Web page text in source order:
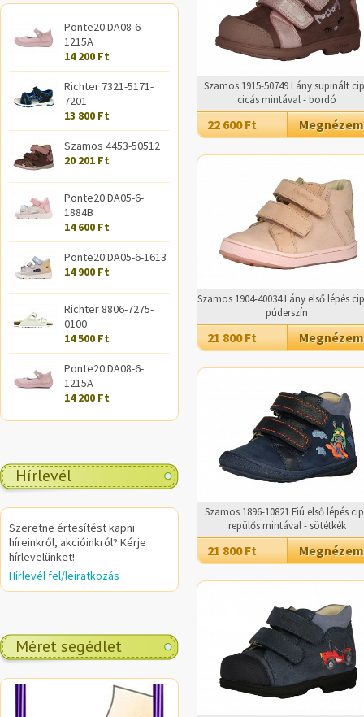
Ponte20 DA08-6-
1215A
14 200 Ft
Richter 7321-5171-
7201
13 800 Ft
Szamos 4453-50512
20 201 Ft
Ponte20 DA05-6-
1884B
14 600 Ft
Ponte20 DA05-6-1613
14 900 Ft
Richter 8806-7275-
0100
14 500 Ft
Ponte20 DA08-6-
1215A
14 200 Ft
Hírlevél
Szeretne értesítést kapni
híreinkről, akcióinkról? Kérje
hírlevelünket!
Hírlevél fel/leiratkozás
Méret segédlet
Szamos 1915-50749 Lány supinált
cicás mintával - bordó
22 600 Ft Megnézem
Szamos 1904-40034 Lány első lépés
púderszín
21 800 Ft Megnézem
Szamos 1896-10821 Fiú első lépés
repülős mintával - sötétkék
21 800 Ft Megnézem